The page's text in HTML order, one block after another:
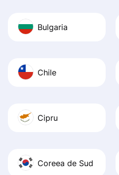
Bulgaria
Chile
Cipru
Coreea de Sud